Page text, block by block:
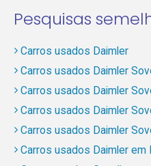
Pesquisas
Carros usados Daimler
Carros usados Daimler
Carros usados Daimler
Carros usados Daimler
Carros usados Daimler
Carros usados Daimler em